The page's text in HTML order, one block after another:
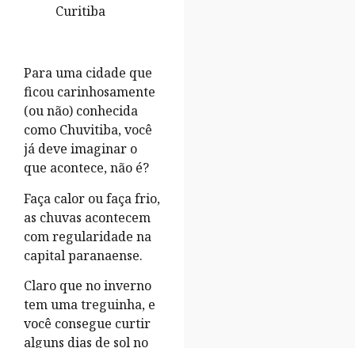
Para uma cidade que
ficou carinhosamente
(ou não) conhecida
como Chuvitiba, você
já deve imaginar o
que acontece, não é?
Faça calor ou faça frio,
as chuvas acontecem
com regularidade na
capital paranaense.
Claro que no inverno
tem uma treguinha, e
você consegue curtir
alguns dias de sol no